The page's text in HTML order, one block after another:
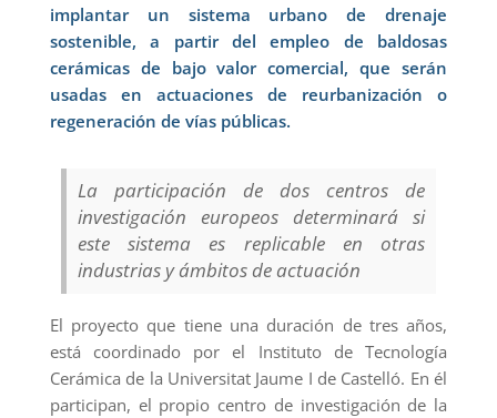
implantar un sistema urbano de drenaje
sostenible, a partir del empleo de baldosas
cerámicas de bajo valor comercial, que serán
usadas en actuaciones de reurbanización o
regeneración de vías públicas.
La participación de dos centros de
investigación europeos determinará si
este sistema es replicable en otras
industrias y ámbitos de actuación
El proyecto que tiene una duración de tres años,
está coordinado por el Instituto de Tecnología
Cerámica de la Universitat Jaume I de Castelló. En él
participan, el propio centro de investigación de la